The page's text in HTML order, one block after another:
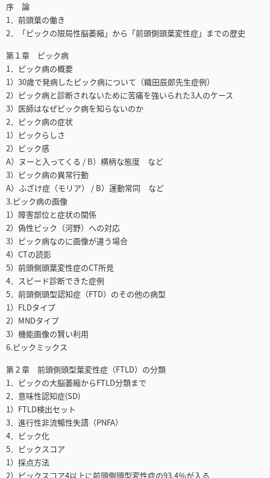
序 論
1．前頭葉の働き
2．「ピックの限局性脳萎縮」から「前頭側頭葉変性症」までの歴史
第１章 ピック病
1．ピック病の概要
1）30歳で発病したピック病について（織田辰郎先生症例）
2）ピック病と診断されないために苦痛を強いられた3人のケース
3）医師はなぜピック病を知らないのか
2．ピック病の症状
1）ピックらしさ
2）ピック感
A）ヌーと入ってくる / B）横柄な態度 など
3）ピック病の異常行動
A）ふざけ症（モリア） / B）運動常同 など
3.ピック病の画像
1）障害部位と症状の関係
2）偽性ピック（河野）への対応
3）ピック病なのに画像が違う場合
4）CTの読影
5）前頭側頭葉変性症のCT所見
4．スピード診断できた症例
5．前頭側頭型認知症（FTD）のその他の病型
1）FLDタイプ
2）MNDタイプ
3）機能画像の賢い利用
6.ピックミックス
第２章 前頭側頭型葉変性症（FTLD）の分類
1．ピックの大脳萎縮からFTLD分類まで
2．意味性認知症(SD)
1）FTLD検出セット
3．進行性非流暢性失語（PNFA）
4．ピック化
5．ピックスコア
1）採点方法
2）ピックスコア4以上に前頭側頭型変性症の93.4％が入る